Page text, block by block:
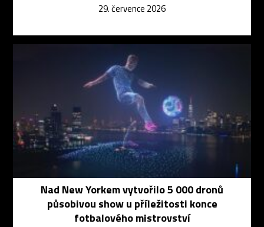
29. července 2026
Nad New Yorkem vytvořilo 5 000 dronů
působivou show u příležitosti konce
fotbalového mistrovství